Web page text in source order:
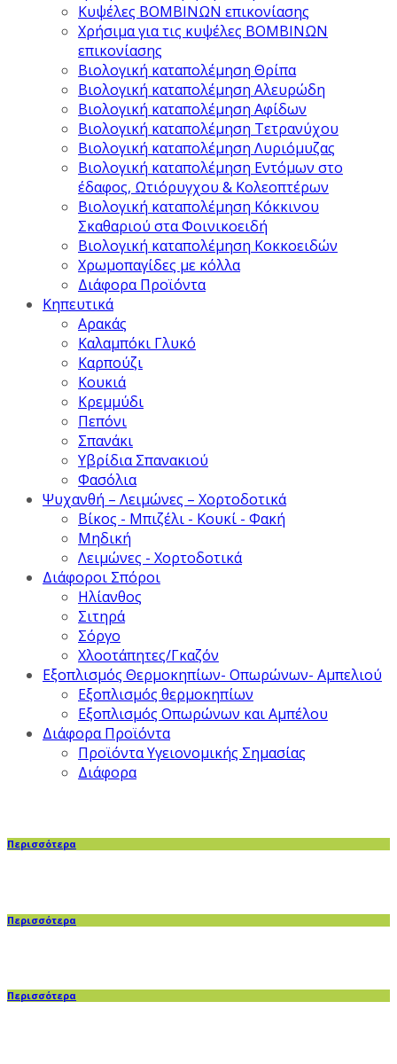
Κυψέλες ΒΟΜΒΙΝΩΝ επικονίασης
Χρήσιμα για τις κυψέλες ΒΟΜΒΙΝΩΝ
επικονίασης
Βιολογική καταπολέμηση Θρίπα
Βιολογική καταπολέμηση Αλευρώδη
Βιολογική καταπολέμηση Αφίδων
Βιολογική καταπολέμηση Τετρανύχου
Βιολογική καταπολέμηση Λυριόμυζας
Βιολογική καταπολέμηση Εντόμων στο
έδαφος, Ωτιόρυγχου & Κολεοπτέρων
Βιολογική καταπολέμηση Κόκκινου
Σκαθαριού στα Φοινικοειδή
Βιολογική καταπολέμηση Κοκκοειδών
Χρωμοπαγίδες με κόλλα
Διάφορα Προϊόντα
Κηπευτικά
Αρακάς
Καλαμπόκι Γλυκό
Καρπούζι
Κουκιά
Κρεμμύδι
Πεπόνι
Σπανάκι
Υβρίδια Σπανακιού
Φασόλια
Ψυχανθή – Λειμώνες – Χορτοδοτικά
Βίκος - Μπιζέλι - Κουκί - Φακή
Μηδική
Λειμώνες - Χορτοδοτικά
Διάφοροι Σπόροι
Ηλίανθος
Σιτηρά
Σόργο
Χλοοτάπητες/Γκαζόν
Εξοπλισμός Θερμοκηπίων- Οπωρώνων- Αμπελιού
Εξοπλισμός θερμοκηπίων
Εξοπλισμός Οπωρώνων και Αμπέλου
Διάφορα Προϊόντα
Προϊόντα Υγειονομικής Σημασίας
Διάφορα
Περισσότερα
Περισσότερα
Περισσότερα